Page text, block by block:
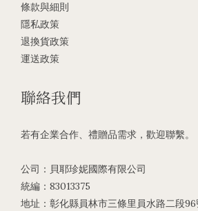
條款與細則
隱私政策
退換貨政策
運送政策
聯絡我們
若有企業合作、禮贈品需求，歡迎聯繫。
公司：貝耶珍妮國際有限公司
統編：83013375
地址：彰化縣員林市三條里員水路二段